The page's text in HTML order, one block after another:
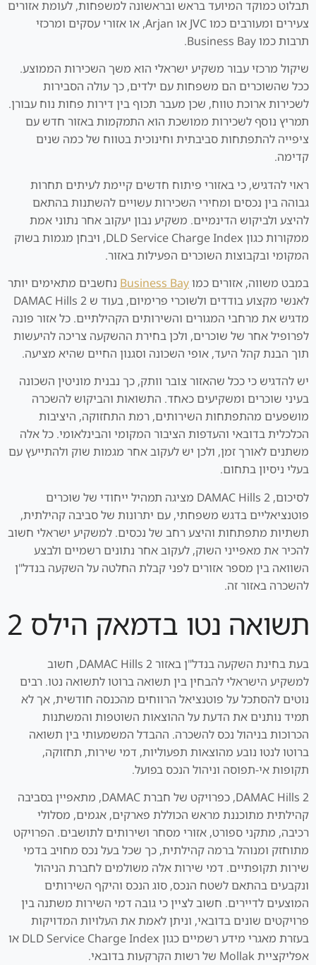
תבלוט כמוקד המיועד בראש ובראשונה למשפחות, לעומת אזורים
צעירים ומעורבים כמו JVC או Arjan, או אזורי עסקים ומרכזי
תרבות כמו Business Bay.
שיקול מרכזי עבור משקיע ישראלי הוא משך השכירות הממוצע.
ככל שהשוכרים הם משפחות עם ילדים, כך עולה הסבירות
לשכירות ארוכת טווח, שכן מעבר תכוף בין דירות פחות נוח עבורן.
תמריץ נוסף לשכירות ממושכת הוא התמקמות באזור חדש עם
ציפייה להתפתחות סביבתית וחינוכית בטווח של כמה שנים
קדימה.
ראוי להדגיש, כי באזורי פיתוח חדשים קיימת לעיתים תחרות
גבוהה בין נכסים ומחירי השכירות עשויים להשתנות בהתאם
להיצע ולביקוש הדינמיים. משקיע נבון יעקוב אחר נתוני אמת
ממקורות כגון DLD Service Charge Index, ויבחן מגמות בשוק
המקומי ובקבוצות השוכרים הפעילות באזור.
במבט משווה, אזורים כמוBusiness Bay נחשבים מתאימים יותר
לאנשי מקצוע בודדים ולשוכרי פרימיום, בעוד ש DAMAC Hills 2
מדגיש את מרחבי המגורים והשירותים הקהילתיים. כל אזור פונה
לפרופיל אחר של שוכרים, ולכן בחירת ההשקעה צריכה להיעשות
תוך הבנת קהל היעד, אופי השכונה וסגנון החיים שהיא מציעה.
יש להדגיש כי ככל שהאזור צובר וותק, כך נבנית מוניטין השכונה
בעיני שוכרים ומשקיעים כאחד. התשואות והביקוש להשכרה
מושפעים מהתפתחות השירותים, רמת התחזוקה, היציבות
הכלכלית בדובאי והעדפות הציבור המקומי והבינלאומי. כל אלה
משתנים לאורך זמן, ולכן יש לעקוב אחר מגמות שוק ולהתייעץ עם
בעלי ניסיון בתחום.
לסיכום, DAMAC Hills 2 מציגה תמהיל ייחודי של שוכרים
פוטנציאליים בדגש משפחתי, עם יתרונות של סביבה קהילתית,
תשתיות מתפתחות והיצע רחב של נכסים. למשקיע ישראלי חשוב
להכיר את מאפייני השוק, לעקוב אחר נתונים רשמיים ולבצע
השוואה בין מספר אזורים לפני קבלת החלטה על השקעה בנדל"ן
להשכרה באזור זה.
תשואה נטו בדמאק הילס 2
בעת בחינת השקעה בנדל"ן באזור DAMAC Hills 2, חשוב
למשקיע הישראלי להבחין בין תשואה ברוטו לתשואה נטו. רבים
נוטים להסתכל על פוטנציאל הרווחים מהכנסה חודשית, אך לא
תמיד נותנים את הדעת על ההוצאות השוטפות והמשתנות
הכרוכות בניהול נכס להשכרה. ההבדל המשמעותי בין תשואה
ברוטו לנטו נובע מהוצאות תפעוליות, דמי שירות, תחזוקה,
תקופות אי-תפוסה וניהול הנכס בפועל.
DAMAC Hills 2, כפרויקט של חברת DAMAC, מתאפיין בסביבה
קהילתית מתוכננת מראש הכוללת פארקים, אגמים, מסלולי
רכיבה, מתקני ספורט, אזורי מסחר ושירותים לתושבים. הפרויקט
מתוחזק ומנוהל ברמה קהילתית, כך שכל בעל נכס מחויב בדמי
שירות תקופתיים. דמי שירות אלה משולמים לחברת הניהול
ונקבעים בהתאם לשטח הנכס, סוג הנכס והיקף השירותים
המוצעים לדיירים. חשוב לציין כי גובה דמי השירות משתנה בין
פרויקטים שונים בדובאי, וניתן לאמת את העלויות המדויקות
בעזרת מאגרי מידע רשמיים כגון DLD Service Charge Index או
אפליקציית Mollak של רשות הקרקעות בדובאי.